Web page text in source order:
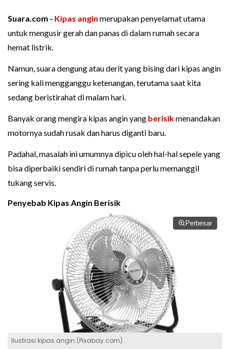
Suara.com - Kipas angin merupakan penyelamat utama
untuk mengusir gerah dan panas di dalam rumah secara
hemat listrik.
Namun, suara dengung atau derit yang bising dari kipas angin
sering kali mengganggu ketenangan, terutama saat kita
sedang beristirahat di malam hari.
Banyak orang mengira kipas angin yang berisikmenandakan
motornya sudah rusak dan harus diganti baru.
Padahal, masalah ini umumnya dipicu oleh hal-hal sepele yang
bisa diperbaiki sendiri di rumah tanpa perlu memanggil
tukang servis.
Penyebab Kipas Angin Berisik
Perbesar
Ilustrasi kipas angin.(Pixabay.com)